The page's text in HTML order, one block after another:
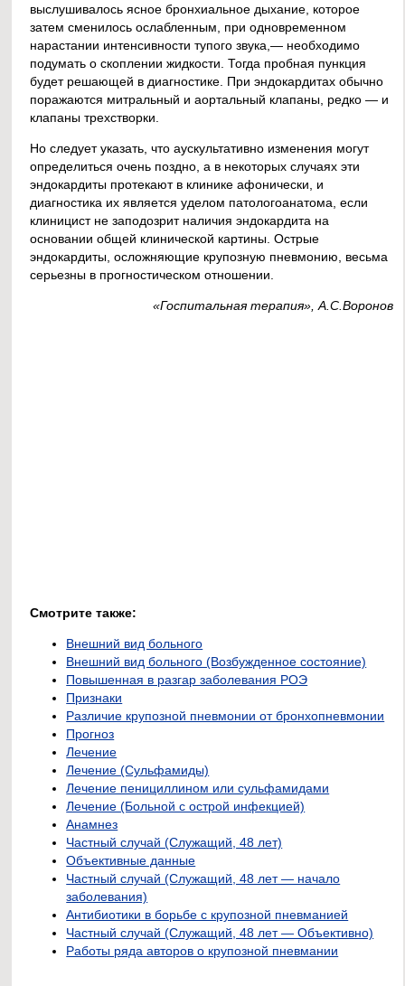
выслушивалось ясное бронхиальное дыхание, которое
затем сменилось ослабленным, при одновременном
нарастании интенсивности тупого звука,— необходимо
подумать о скоплении жидкости. Тогда пробная пункция
будет решающей в диагностике. При эндокардитах обычно
поражаются митральный и аортальный клапаны, редко — и
клапаны трехстворки.
Но следует указать, что аускультативно изменения могут
определиться очень поздно, а в некоторых случаях эти
эндокардиты протекают в клинике афонически, и
диагностика их является уделом патологоанатома, если
клиницист не заподозрит наличия эндокардита на
основании общей клинической картины. Острые
эндокардиты, осложняющие крупозную пневмонию, весьма
серьезны в прогностическом отношении.
«Госпитальная терапия», А.С.Воронов
Смотрите также:
Внешний вид больного
Внешний вид больного (Возбужденное состояние)
Повышенная в разгар заболевания РОЭ
Признаки
Различие крупозной пневмонии от бронхопневмонии
Прогноз
Лечение
Лечение (Сульфамиды)
Лечение пенициллином или сульфамидами
Лечение (Больной с острой инфекцией)
Анамнез
Частный случай (Служащий, 48 лет)
Объективные данные
Частный случай (Служащий, 48 лет — начало
заболевания)
Антибиотики в борьбе с крупозной пневманией
Частный случай (Служащий, 48 лет — Объективно)
Работы ряда авторов о крупозной пневмании